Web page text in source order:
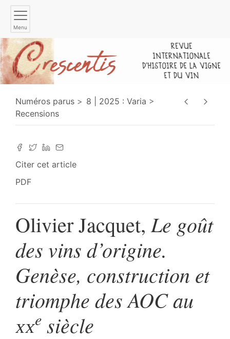
Menu
Numéros parus
8 | 2025 : Varia
Recensions
Citer cet article
PDF
Olivier Jacquet, Le goût
des vins d’origine.
Genèse, construction et
triomphe des AOC au
xxe siècle